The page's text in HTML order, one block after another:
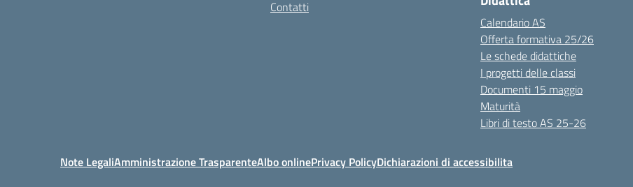
Contatti
Calendario AS
Offerta formativa 25/26
Le schede didattiche
I progetti delle classi
Documenti 15 maggio
Maturità
Libri di testo AS 25-26
Note LegaliAmministrazione TrasparenteAlbo onlinePrivacy PolicyDichiarazioni di accessibilita